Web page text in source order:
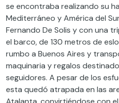
se encontraba realizando su
Mediterráneo y América del Sur
Fernando De Solis y con una
el barco, de 130 metros de
rumbo a Buenos Aires y
maquinaria y regalos
seguidores. A pesar de los
esta quedó atrapada en las